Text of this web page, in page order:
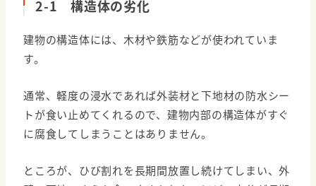
2-1 構造体の劣化
建物の構造体には、木材や鉄筋などが使われていま
す。
通常、軽度の浸水であれば外装材と下地材の防水シー
トが食い止めてくれるので、建物内部の構造体がすぐ
に腐食してしまうことはありません。
ところが、ひび割れを長期間放置し続けてしまい、外